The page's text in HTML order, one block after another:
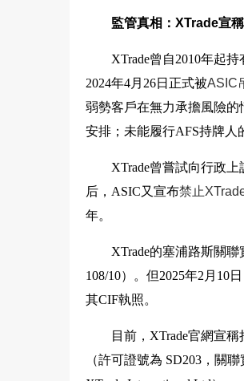
監管真相：XTrade宣
XTrade曾自2010年起
2024年4月26日正式被ASIC
弱勢客戶在無力承擔風險
安排；未能履行AFS持牌人
XTrade曾嘗試向行政
后，ASIC又宣布禁止
年。
XTrade的塞浦路斯關
108/10）。但2025年2月10
其CIF執照。
目前，XTrade官網宣
（許可證號為 SD203，關